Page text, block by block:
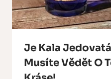
Je Kala
Musíte Vědět O